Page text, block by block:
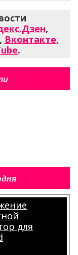
,
Вконтакте,
.
для